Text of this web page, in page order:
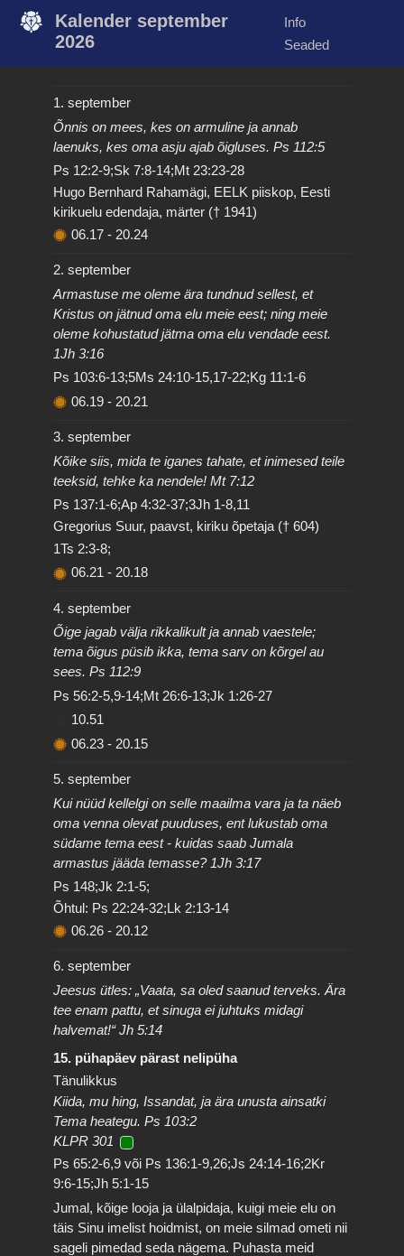
Kalender september
2026
Info
Seaded
1. september
Õnnis on mees, kes on armuline ja annab
laenuks, kes oma asju ajab õigluses. Ps 112:5
Ps 12:2-9;Sk 7:8-14;Mt 23:23-28
Hugo Bernhard Rahamägi, EELK piiskop, Eesti
kirikuelu edendaja, märter († 1941)
06.17 - 20.24
2. september
Armastuse me oleme ära tundnud sellest, et
Kristus on jätnud oma elu meie eest; ning meie
oleme kohustatud jätma oma elu vendade eest.
1Jh 3:16
Ps 103:6-13;5Ms 24:10-15,17-22;Kg 11:1-6
06.19 - 20.21
3. september
Kõike siis, mida te iganes tahate, et inimesed teile
teeksid, tehke ka nendele! Mt 7:12
Ps 137:1-6;Ap 4:32-37;3Jh 1-8,11
Gregorius Suur, paavst, kiriku õpetaja († 604)
1Ts 2:3-8;
06.21 - 20.18
4. september
Õige jagab välja rikkalikult ja annab vaestele;
tema õigus püsib ikka, tema sarv on kõrgel au
sees. Ps 112:9
Ps 56:2-5,9-14;Mt 26:6-13;Jk 1:26-27
10.51
06.23 - 20.15
5. september
Kui nüüd kellelgi on selle maailma vara ja ta näeb
oma venna olevat puuduses, ent lukustab oma
südame tema eest - kuidas saab Jumala
armastus jääda temasse? 1Jh 3:17
Ps 148;Jk 2:1-5;
Õhtul: Ps 22:24-32;Lk 2:13-14
06.26 - 20.12
6. september
Jeesus ütles: „Vaata, sa oled saanud terveks. Ära
tee enam pattu, et sinuga ei juhtuks midagi
halvemat!“ Jh 5:14
15. pühapäev pärast nelipüha
Tänulikkus
Kiida, mu hing, Issandat, ja ära unusta ainsatki
Tema heategu. Ps 103:2
KLPR 301
Ps 65:2-6,9 või Ps 136:1-9,26;Js 24:14-16;2Kr
9:6-15;Jh 5:1-15
Jumal, kõige looja ja ülalpidaja, kuigi meie elu on
täis Sinu imelist hoidmist, on meie silmad ometi nii
sageli pimedad seda nägema. Puhasta meid